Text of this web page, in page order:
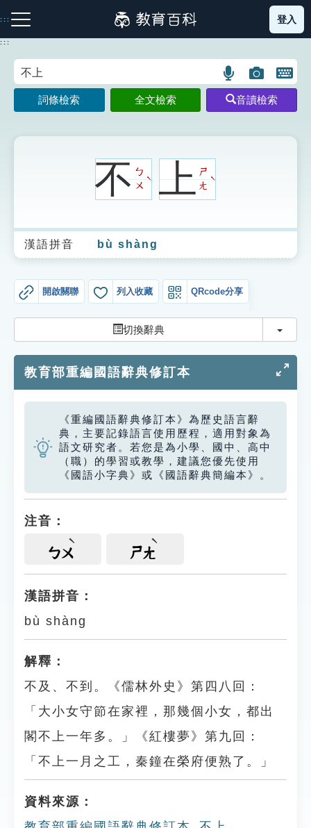
到
主
:::
注音索引圖示 筆畫索引圖示 部首索引表圖示
生字詞彙表
成語故事
索引選單
單字索引
生命大百科索引
遊戲專區
教學應用
貓頭鷹博士
登入
:::
語
言
搜
圖
片
搜
開
鍵
圖
詞條檢索 全文檢索 音讀檢索
不ㄅ
ㄨ
ˋ 上ㄕ
ㄤ
ˋ
漢語拼音 bù shàng
開啟關聯 列入收藏 QRcode分享
切換辭典 切換
教育部重編國語辭典修訂本
《重編國語辭典修訂本》為歷史語言辭
典，主要記錄語言使用歷程，適用對象為
語文研究者。若您是為小學、國中、高中
（職）的學習或教學，建議您優先使用
《國語小字典》或《國語辭典簡編本》。
注音：
ㄅㄨ ㄕㄤ
漢語拼音：
bù shàng
解釋：
不及、不到。《儒林外史》第四八回：
「大小女守節在家裡，那幾個小女，都出
閣不上一年多。」《紅樓夢》第九回：
「不上一月之工，秦鐘在榮府便熟了。」
資料來源：